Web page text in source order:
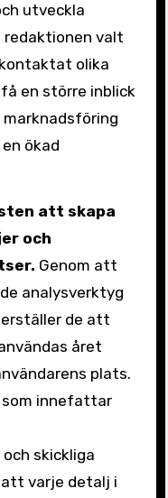
utveckla
redaktionen valt
olika
en större inblick
ökad
att skapa
och
Genom att
analysverktyg
de att
året
plats.
som innefattar
skickliga
varje detalj i